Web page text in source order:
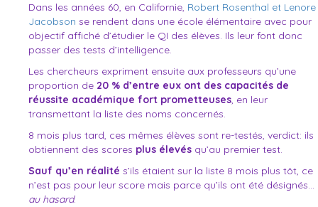
Dans les années 60, en Californie, Robert Rosenthal et Lenore
Jacobson se rendent dans une école élémentaire avec pour
objectif affiché d’étudier le QI des élèves. Ils leur font donc
passer des tests d’intelligence.
Les chercheurs expriment ensuite aux professeurs qu’une
proportion de 20 % d’entre eux ont des capacités de
réussite académique fort prometteuses, en leur
transmettant la liste des noms concernés.
8 mois plus tard, ces mêmes élèves sont re-testés, verdict: ils
obtiennent des scores plus élevésqu’au premier test.
Sauf qu’en réalité s’ils étaient sur la liste 8 mois plus tôt, ce
n’est pas pour leur score mais parce qu’ils ont été désignés…
au hasard.